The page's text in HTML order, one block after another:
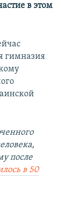
в этом
гимназия
после
в 50